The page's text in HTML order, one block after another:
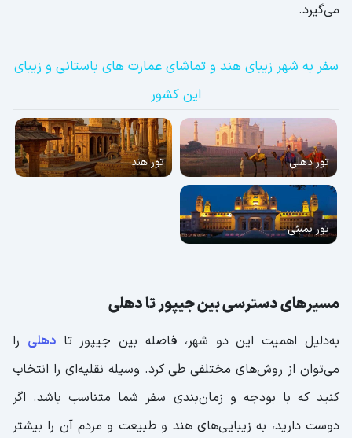
می‌گیرد.
سفر به شهر زیبای هند و تماشای عمارت های باستانی و زیبای
این کشور
تور دهلی تور هند
تور بمبئی
مسیرهای دسترسی بین جیپور تا دهلی
به‌دلیل اهمیت این دو شهر، فاصله بین جیپور تادهلی را
می‌توان از روش‌های مختلفی طی کرد. وسیله نقلیه‌ای را انتخاب
کنید که با بودجه و زمان‌بندی سفر شما متناسب باشد. اگر
دوست دارید، به زیبایی‌های هند و طبیعت و مردم آن را بیشتر